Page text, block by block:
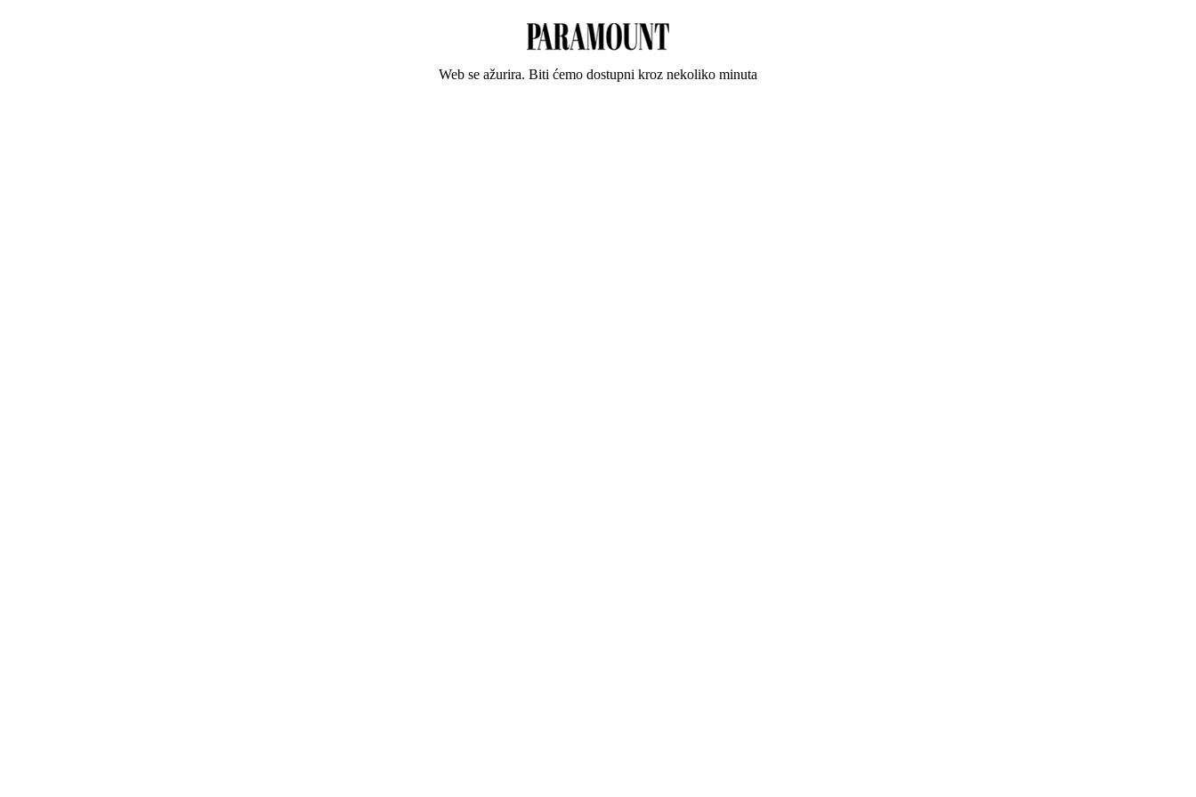
Web se ažurira. Biti ćemo dostupni kroz nekoliko minuta